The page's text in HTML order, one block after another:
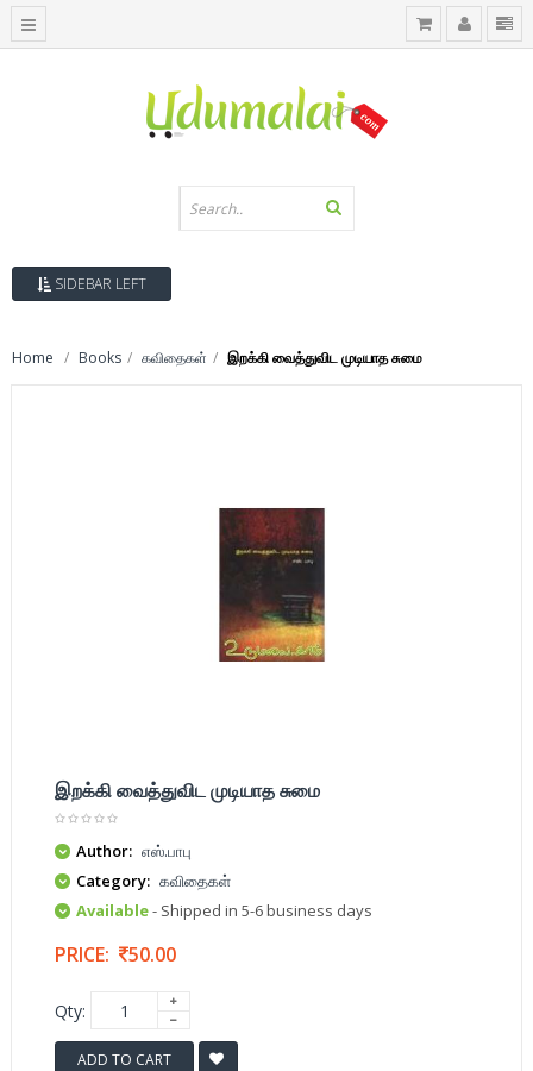
SIDEBAR LEFT
Home Books கவிதைகள் இறக்கி வைத்துவிட முடியாத சுமை
இறக்கி வைத்துவிட முடியாத சுமை
Author: எஸ்.பாபு
Category: கவிதைகள்
Available- Shipped in 5-6 business days
PRICE: 50.00
Qty:
ADD TO CART